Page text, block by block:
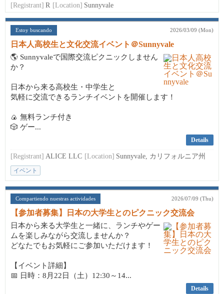
[Registrant] R [Location] Sunnyvale
Estoy buscando 2026/03/09 (Mon)
日本人高校生と文化交流イベント＠Sunnyvale
🌎 Sunnyvaleで国際交流ピクニックしません
か？
日本から来る高校生・中学生と
気軽に交流できるランチイベントを開催します！
🍙 無料ランチ付き
🎲 ゲー...
Details
[Registrant] ALICE LLC [Location] Sunnyvale, カリフォルニア州
イベント
Compartiendo nuestras actividades 2026/07/09 (Thu)
【参加者募集】日本の大学生とのピクニック交流会
日本から来る大学生と一緒に、ランチやゲー
ムを楽しみながら交流しませんか？
どなたでもお気軽にご参加いただけます！
【イベント詳細】
📅 日時：8月22日（土）12:30～14...
Details